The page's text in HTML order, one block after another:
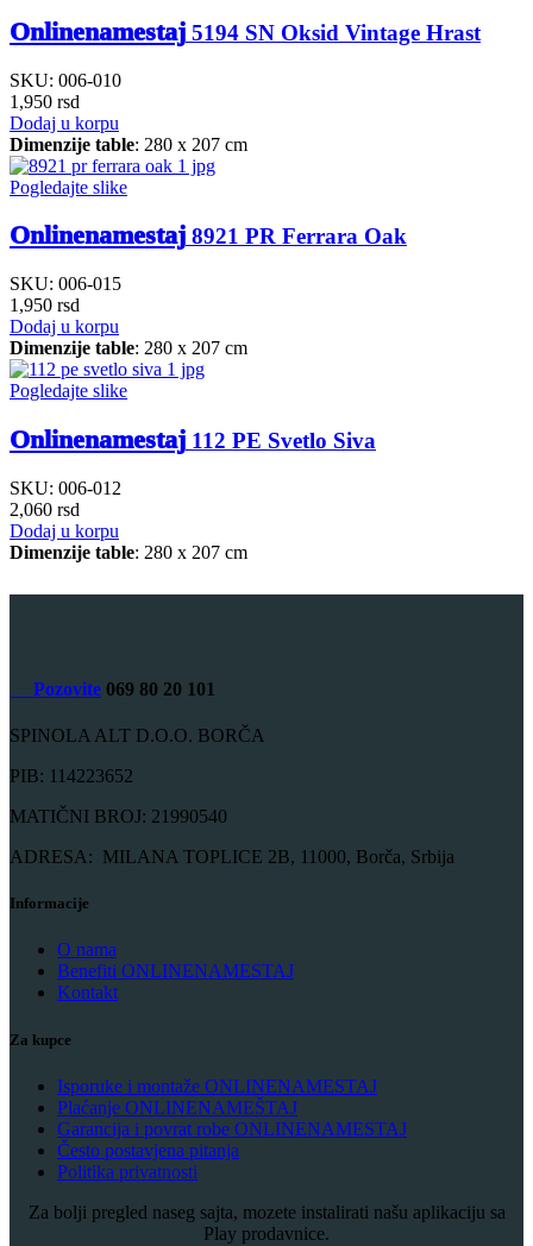
Onlinenamestaj 5194 SN Oksid Vintage Hrast
SKU: 006-010
1,950 rsd
Dodaj u korpu
Dimenzije table: 280 x 207 cm
Pogledajte slike
Onlinenamestaj 8921 PR Ferrara Oak
SKU: 006-015
1,950 rsd
Dodaj u korpu
Dimenzije table: 280 x 207 cm
Pogledajte slike
Onlinenamestaj 112 PE Svetlo Siva
SKU: 006-012
2,060 rsd
Dodaj u korpu
Dimenzije table: 280 x 207 cm
Pozovite 069 80 20 101
SPINOLA ALT D.O.O. BORČA
PIB: 114223652
MATIČNI BROJ: 21990540
ADRESA: MILANA TOPLICE 2B, 11000, Borča, Srbija
Informacije
O nama
Benefiti ONLINENAMESTAJ
Kontakt
Za kupce
Isporuke i montaže ONLINENAMESTAJ
Plaćanje ONLINENAMEŠTAJ
Garancija i povrat robe ONLINENAMESTAJ
Često postavjena pitanja
Politika privatnosti
Za bolji pregled naseg sajta, mozete instalirati našu aplikaciju sa
Play prodavnice.